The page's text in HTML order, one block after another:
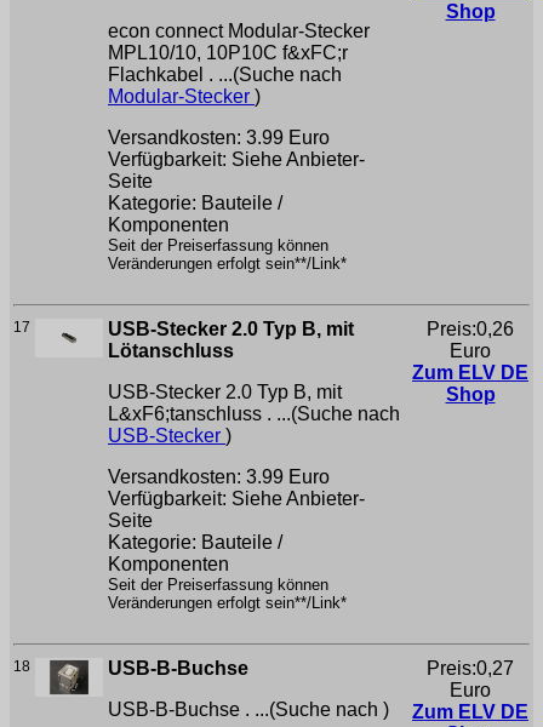
econ connect Modular-Stecker
MPL10/10, 10P10C f&xFC;r
Flachkabel . ...(Suche nach
Modular-Stecker )
Versandkosten: 3.99 Euro
Verfügbarkeit: Siehe Anbieter-
Seite
Kategorie: Bauteile /
Komponenten
Seit der Preiserfassung können
Veränderungen erfolgt sein**/Link*
Shop
17
USB-Stecker 2.0 Typ B, mit
Lötanschluss
USB-Stecker 2.0 Typ B, mit
L&xF6;tanschluss . ...(Suche nach
USB-Stecker )
Versandkosten: 3.99 Euro
Verfügbarkeit: Siehe Anbieter-
Seite
Kategorie: Bauteile /
Komponenten
Seit der Preiserfassung können
Veränderungen erfolgt sein**/Link*
Preis:0,26
Euro
Zum ELV DE
Shop
18
USB-B-Buchse
USB-B-Buchse . ...(Suche nach )
Preis:0,27
Euro
Zum ELV DE